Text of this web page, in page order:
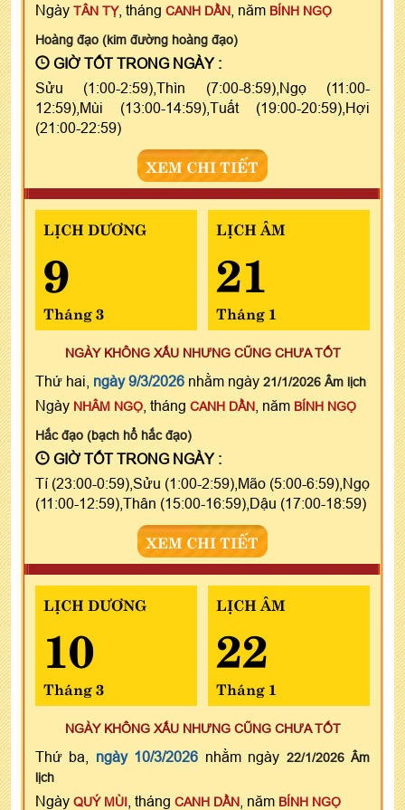
Ngày TÂN TỴ, tháng CANH DẦN , năm BÍNH NGỌ
Hoàng đạo (kim đường hoàng đạo)
GIỜ TỐT TRONG NGÀY :
Sửu (1:00-2:59),Thìn (7:00-8:59),Ngọ (11:00-
12:59),Mùi (13:00-14:59),Tuất (19:00-20:59),Hợi
(21:00-22:59)
XEM CHI TIẾT
LỊCH DƯƠNG
9
Tháng 3
LỊCH ÂM
21
Tháng 1
NGÀY KHÔNG XẤU NHƯNG CŨNG CHƯA TỐT
Thứ hai, ngày 9/3/2026 nhằm ngày 21/1/2026 Âm lịch
Ngày NHÂM NGỌ , tháng CANH DẦN , năm BÍNH NGỌ
Hắc đạo (bạch hổ hắc đạo)
GIỜ TỐT TRONG NGÀY :
Tí (23:00-0:59),Sửu (1:00-2:59),Mão (5:00-6:59),Ngọ
(11:00-12:59),Thân (15:00-16:59),Dậu (17:00-18:59)
XEM CHI TIẾT
LỊCH DƯƠNG
10
Tháng 3
LỊCH ÂM
22
Tháng 1
NGÀY KHÔNG XẤU NHƯNG CŨNG CHƯA TỐT
Thứ ba, ngày 10/3/2026 nhằm ngày 22/1/2026 Âm
lịch
Ngày QUÝ MÙI , tháng CANH DẦN , năm BÍNH NGỌ